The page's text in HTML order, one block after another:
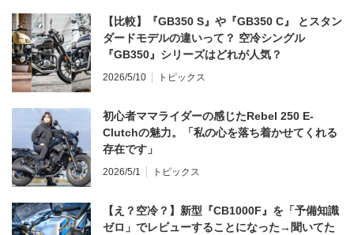
【比較】『GB350 S』や『GB350 C』 とスタン
ダードモデルの違いって？ 空冷シングル
『GB350』シリーズはどれが人気？
2026/5/10 トピックス
初心者ママライダーの感じたRebel 250 E-
Clutchの魅力。「私の心を落ち着かせてくれる
存在です」
2026/5/1 トピックス
【え？空冷？】新型『CB1000F』を「予備知識
ゼロ」でレビューすることになった→聞いてた